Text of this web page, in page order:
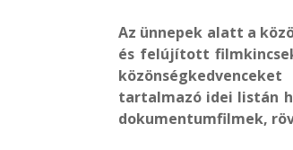
Az ünnepek alatt a
és felújított
tartalmazó idei listán
dokumentumfilmek,